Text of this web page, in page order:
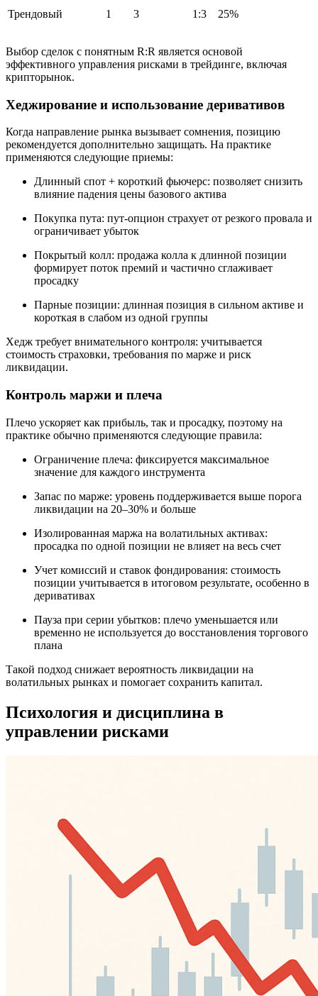
Трендовый 1 3 1:3 25%
Выбор сделок с понятным R:R является основой
эффективного управления рисками в трейдинге, включая
крипторынок.
Хеджирование и использование деривативов
Когда направление рынка вызывает сомнения, позицию
рекомендуется дополнительно защищать. На практике
применяются следующие приемы:
Длинный спот + короткий фьючерс: позволяет снизить
влияние падения цены базового актива
Покупка пута: пут-опцион страхует от резкого провала и
ограничивает убыток
Покрытый колл: продажа колла к длинной позиции
формирует поток премий и частично сглаживает
просадку
Парные позиции: длинная позиция в сильном активе и
короткая в слабом из одной группы
Хедж требует внимательного контроля: учитывается
стоимость страховки, требования по марже и риск
ликвидации.
Контроль маржи и плеча
Плечо ускоряет как прибыль, так и просадку, поэтому на
практике обычно применяются следующие правила:
Ограничение плеча: фиксируется максимальное
значение для каждого инструмента
Запас по марже: уровень поддерживается выше порога
ликвидации на 20–30% и больше
Изолированная маржа на волатильных активах:
просадка по одной позиции не влияет на весь счет
Учет комиссий и ставок фондирования: стоимость
позиции учитывается в итоговом результате, особенно в
деривативах
Пауза при серии убытков: плечо уменьшается или
временно не используется до восстановления торгового
плана
Такой подход снижает вероятность ликвидации на
волатильных рынках и помогает сохранить капитал.
Психология и дисциплина в
управлении рисками